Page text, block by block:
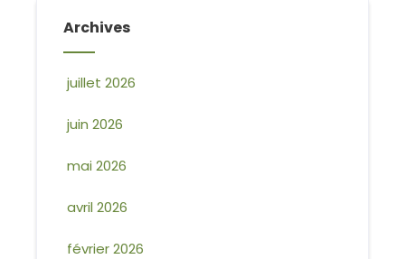
Archives
juillet 2026
juin 2026
mai 2026
avril 2026
février 2026